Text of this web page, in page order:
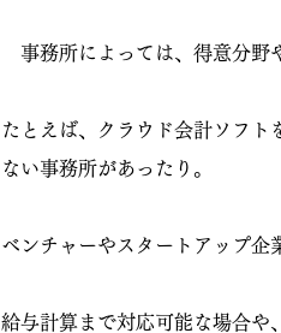
事務所によっては、得意分野
たとえば、クラウド会計ソフト
ない事務所があったり。
ベンチャーやスタートアップ企
給与計算まで対応可能な場合や